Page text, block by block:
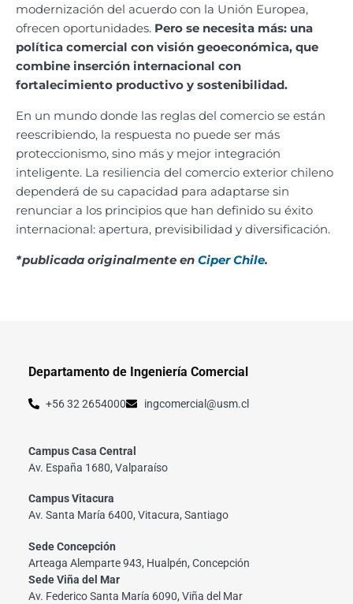
modernización del acuerdo con la Unión Europea,
ofrecen oportunidades. Pero se necesita más: una
política comercial con visión geoeconómica, que
combine inserción internacional con
fortalecimiento productivo y sostenibilidad.
En un mundo donde las reglas del comercio se están
reescribiendo, la respuesta no puede ser más
proteccionismo, sino más y mejor integración
inteligente. La resiliencia del comercio exterior chileno
dependerá de su capacidad para adaptarse sin
renunciar a los principios que han definido su éxito
internacional: apertura, previsibilidad y diversificación.
*publicada originalmente en Ciper Chile.
Departamento de Ingeniería Comercial
+56 32 2654000 ingcomercial@usm.cl
Campus Casa Central
Av. España 1680, Valparaíso
Campus Vitacura
Av. Santa María 6400, Vitacura, Santiago
Sede Concepción
Arteaga Alemparte 943, Hualpén, Concepción
Sede Viña del Mar
Av. Federico Santa María 6090, Viña del Mar